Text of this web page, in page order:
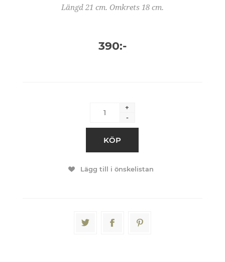
Längd 21 cm. Omkrets 18 cm.
390:-
+
-
KÖP
Lägg till i önskelistan